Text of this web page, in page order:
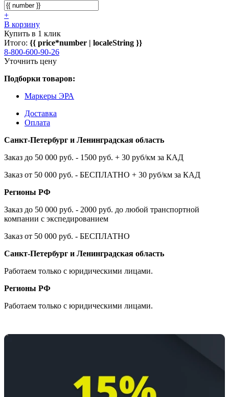
+
В корзину
Купить в 1 клик
Итого: {{ price*number | localeString }}
8-800-600-90-26
Уточнить цену
Подборки товаров:
Маркеры ЭРА
Доставка
Оплата
Санкт-Петербург и Ленинградская область
Заказ до 50 000 руб. - 1500 руб. + 30 руб/км за КАД
Заказ от 50 000 руб. - БЕСПЛАТНО + 30 руб/км за КАД
Регионы РФ
Заказ до 50 000 руб. - 2000 руб. до любой транспортной
компании с экспедированием
Заказ от 50 000 руб. - БЕСПЛАТНО
Санкт-Петербург и Ленинградская область
Работаем только с юридическими лицами.
Регионы РФ
Работаем только с юридическими лицами.